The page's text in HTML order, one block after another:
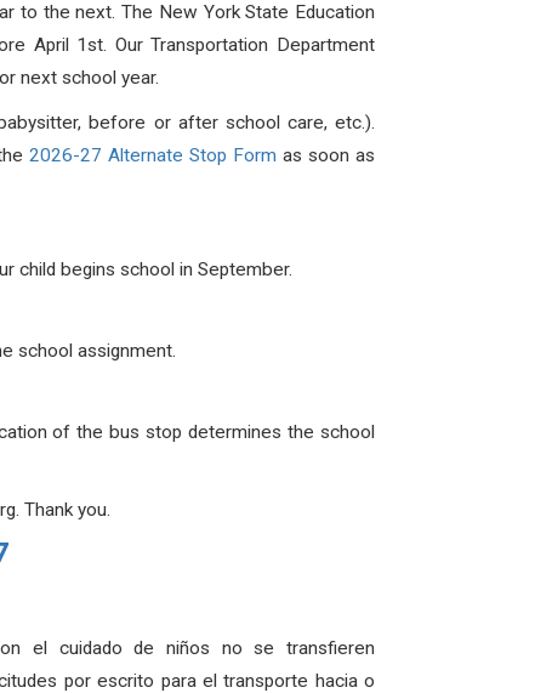
to the next. The New York State Education
April 1st. Our Transportation Department
next school year.
before or after school care, etc.).
2026-27 Alternate Stop Form as soon as
child begins school in September.
school assignment.
of the bus stop determines the school
Thank you.
el cuidado de niños no se transfieren
por escrito para el transporte hacia o